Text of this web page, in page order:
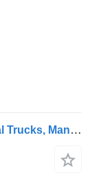
Mercedes-Benz Vario 815 D Promotional Trucks, Manual transmission